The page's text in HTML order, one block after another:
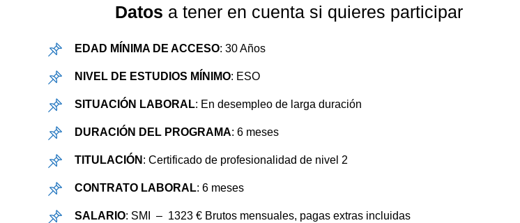
Datos a tener en cuenta si quieres participar
EDAD MÍNIMA DE ACCESO: 30 Años
NIVEL DE ESTUDIOS MÍNIMO: ESO
SITUACIÓN LABORAL: En desempleo de larga duración
DURACIÓN DEL PROGRAMA: 6 meses
TITULACIÓN : Certificado de profesionalidad de nivel 2
CONTRATO LABORAL: 6 meses
SALARIO: SMI – 1323 € Brutos mensuales, pagas extras incluidas